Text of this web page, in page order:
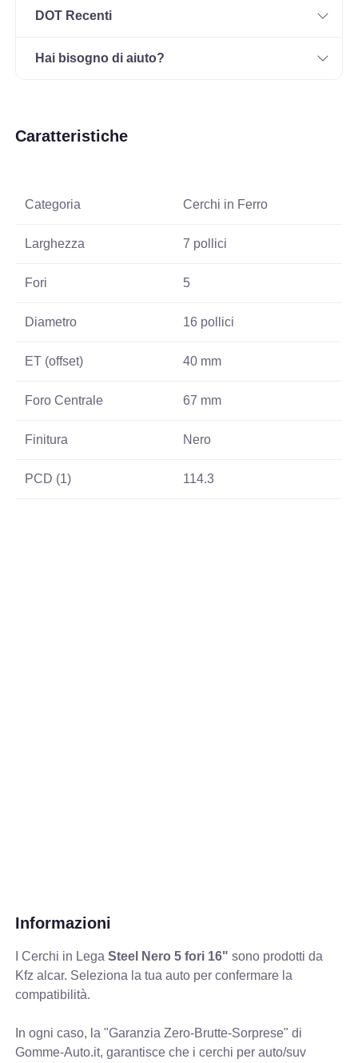
DOT Recenti
Hai bisogno di aiuto?
Caratteristiche
Categoria Cerchi in Ferro
Larghezza 7 pollici
Fori 5
Diametro 16 pollici
ET (offset) 40 mm
Foro Centrale 67 mm
Finitura Nero
PCD (1) 114.3
Informazioni
I Cerchi in LegaSteel Nero 5 fori 16" sono prodotti da
Kfz alcar. Seleziona la tua auto per confermare la
compatibilità.
In ogni caso, la "Garanzia Zero-Brutte-Sorprese" di
Gomme-Auto.it, garantisce che i cerchi per auto/suv